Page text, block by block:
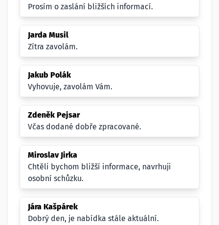
Prosím o zaslání bližších informací.
Jarda Musil
Zítra zavolám.
Jakub Polák
Vyhovuje, zavolám Vám.
Zdeněk Pejsar
Včas dodané dobře zpracované.
Miroslav Jirka
Chtěli bychom bližší informace, navrhuji
osobní schůzku.
Jára Kašpárek
Dobrý den, je nabídka stále aktuální.